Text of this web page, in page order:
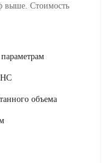
выше. Стоимость
объема